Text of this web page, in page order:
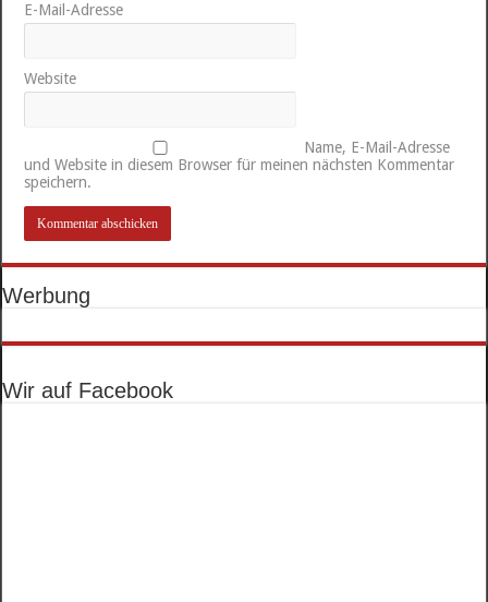
E-Mail-Adresse
Website
Name, E-Mail-Adresse
und Website in diesem Browser für meinen nächsten Kommentar
speichern.
Werbung
Wir auf Facebook